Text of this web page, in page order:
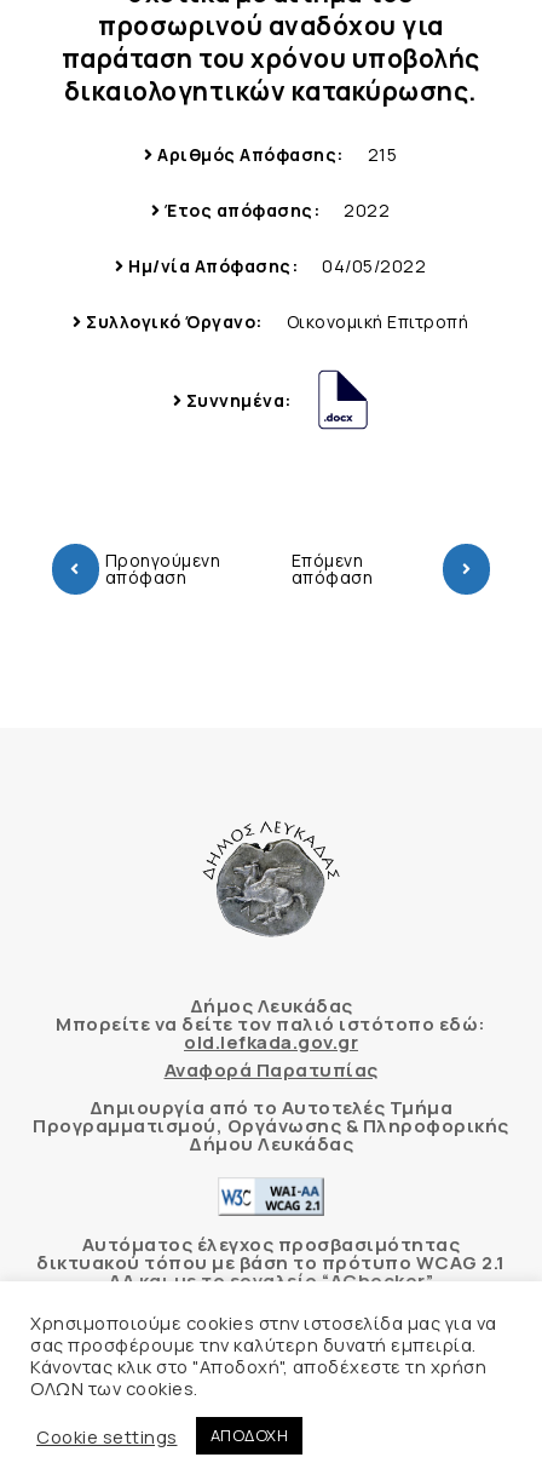
προσωρινού αναδόχου για
παράταση του χρόνου υποβολής
δικαιολογητικών κατακύρωσης.
Αριθμός Απόφασης: 215
Έτος απόφασης: 2022
Ημ/νία Απόφασης: 04/05/2022
Συλλογικό Όργανο: Οικονομική Επιτροπή
Συννημένα:
Προηγούμενη
απόφαση
Επόμενη
απόφαση
Δήμος Λευκάδας
Μπορείτε να δείτε τον παλιό ιστότοπο εδώ:
old.lefkada.gov.gr
Αναφορά Παρατυπίας
Δημιουργία από το Αυτοτελές Τμήμα
Προγραμματισμού, Οργάνωσης & Πληροφορικής
Δήμου Λευκάδας
Αυτόματος έλεγχος προσβασιμότητας
δικτυακού τόπου με βάση το πρότυπο WCAG 2.1
AA και με το εργαλείο “AChecker”
Δήλωση Προσβασιμότητας
© 2026 Δήμος Λευκάδας –
Προσωπικών Δεδομένων
Φιλοξενία Ιστοσελίδας
Χρησιμοποιούμε cookies στην ιστοσελίδα μας για να
σας προσφέρουμε την καλύτερη δυνατή εμπειρία.
Κάνοντας κλικ στο "Αποδοχή", αποδέχεστε τη χρήση
ΟΛΩΝ των cookies.
Cookie settings
ΑΠΟΔΟΧΗ